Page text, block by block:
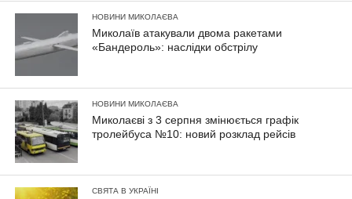
НОВИНИ МИКОЛАЄВА
Миколаїв атакували двома ракетами
«Бандероль»: наслідки обстрілу
НОВИНИ МИКОЛАЄВА
Миколаєві з 3 серпня змінюється графік
тролейбуса №10: новий розклад рейсів
СВЯТА В УКРАЇНІ